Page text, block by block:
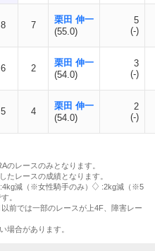
8 7
栗田 伸一
(55.0)
5
(-)
6 2
栗田 伸一
(54.0)
3
(-)
5 4
栗田 伸一
(54.0)
2
(-)
のレースのみとなります。
レースの成績となります。
:4kg減（※女性騎手のみ）
:2kg減（※5
。
前では一部のレースが上4F、障害レー
場合があります。